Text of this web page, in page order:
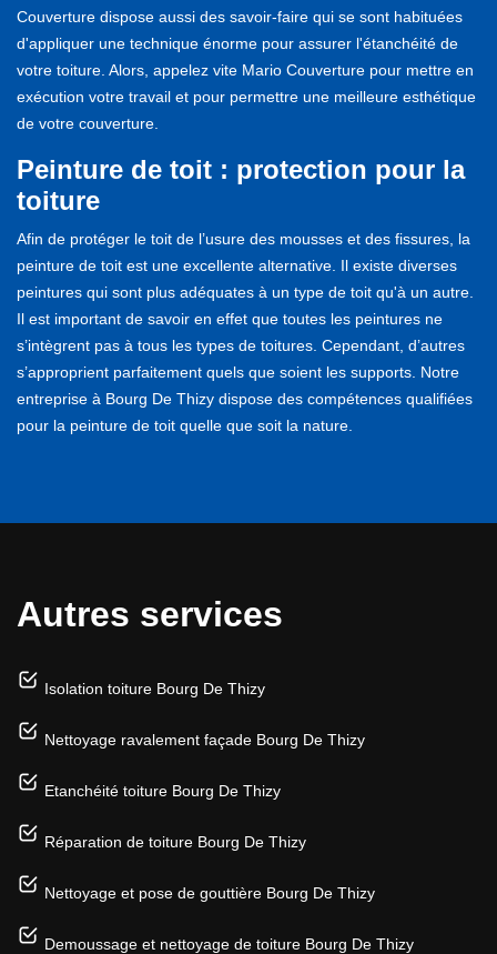
Couverture dispose aussi des savoir-faire qui se sont habituées
d'appliquer une technique énorme pour assurer l'étanchéité de
votre toiture. Alors, appelez vite Mario Couverture pour mettre en
exécution votre travail et pour permettre une meilleure esthétique
de votre couverture.
Peinture de toit : protection pour la
toiture
Afin de protéger le toit de l’usure des mousses et des fissures, la
peinture de toit est une excellente alternative. Il existe diverses
peintures qui sont plus adéquates à un type de toit qu'à un autre.
Il est important de savoir en effet que toutes les peintures ne
s’intègrent pas à tous les types de toitures. Cependant, d’autres
s’approprient parfaitement quels que soient les supports. Notre
entreprise à Bourg De Thizy dispose des compétences qualifiées
pour la peinture de toit quelle que soit la nature.
Autres services
Isolation toiture Bourg De Thizy
Nettoyage ravalement façade Bourg De Thizy
Etanchéité toiture Bourg De Thizy
Réparation de toiture Bourg De Thizy
Nettoyage et pose de gouttière Bourg De Thizy
Demoussage et nettoyage de toiture Bourg De Thizy